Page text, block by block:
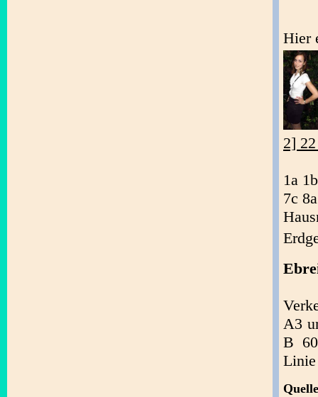
Hier
2]
1a
7c
A3
B
Linie